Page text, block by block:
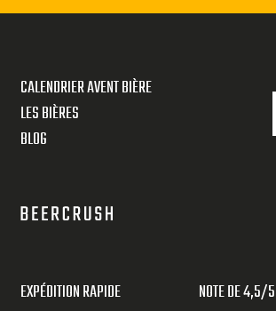
CALENDRIER AVENT BIÈRE
LES BIÈRES
BLOG
EXPÉDITION RAPIDE NOTE DE 4,5/5